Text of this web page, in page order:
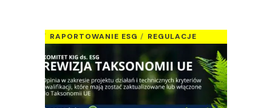
RAPORTOWANIE ESG REGULACJE